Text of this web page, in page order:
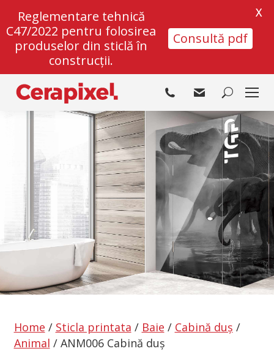
Search:
Home / Sticla printata / Baie / Cabină duș /
Animal / ANM006 Cabină duș
Reglementare tehnică
C47/2022 pentru folosirea
produselor din sticlă în
construcții.
Consultă pdf
X